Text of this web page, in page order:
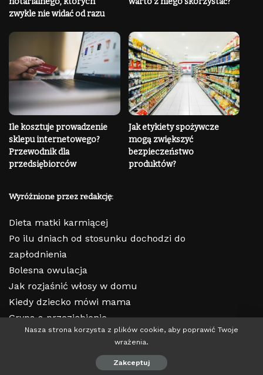
zwykle nie widać od razu
Ile kosztuje prowadzenie
sklepu internetowego?
Przewodnik dla
przedsiębiorców
Jak etykiety spożywcze
mogą zwiększyć
bezpieczeństwo
produktów?
Wyróżnione przez redakcję:
Dieta matki karmiącej
Po ilu dniach od stosunku dochodzi do
zapłodnienia
Bolesna owulacja
Jak rozjaśnić włosy w domu
Kiedy dziecko mówi mama
Grypa a przeziębienie
© 2023 Copyright | lepiejtowiedziec.pl
Nasza strona korzysta z plików cookie, aby poprawić Twoje
wrażenia.
Zakceptuj